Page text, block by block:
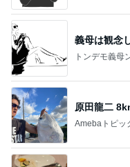
義母は観念
トンデモ義母
原田龍二
Amebaトピッ